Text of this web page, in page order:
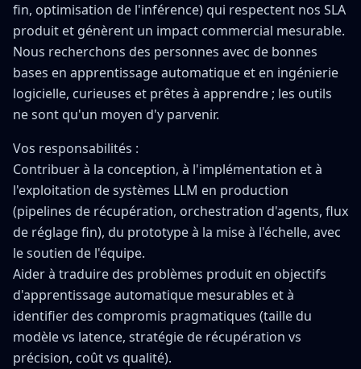
fin, optimisation de l'inférence) qui respectent nos SLA
produit et génèrent un impact commercial mesurable.
Nous recherchons des personnes avec de bonnes
bases en apprentissage automatique et en ingénierie
logicielle, curieuses et prêtes à apprendre ; les outils
ne sont qu'un moyen d'y parvenir.
Vos responsabilités :
Contribuer à la conception, à l'implémentation et à
l'exploitation de systèmes LLM en production
(pipelines de récupération, orchestration d'agents, flux
de réglage fin), du prototype à la mise à l'échelle, avec
le soutien de l'équipe.
Aider à traduire des problèmes produit en objectifs
d'apprentissage automatique mesurables et à
identifier des compromis pragmatiques (taille du
modèle vs latence, stratégie de récupération vs
précision, coût vs qualité).